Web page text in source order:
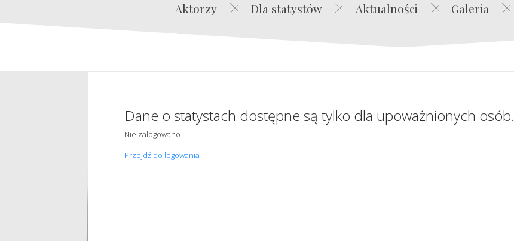
Aktorzy Dla statystów Aktualności Galeria
Dane o statystach dostępne są tylko dla upoważnionych osób.
Nie zalogowano
Przejdź do logowania